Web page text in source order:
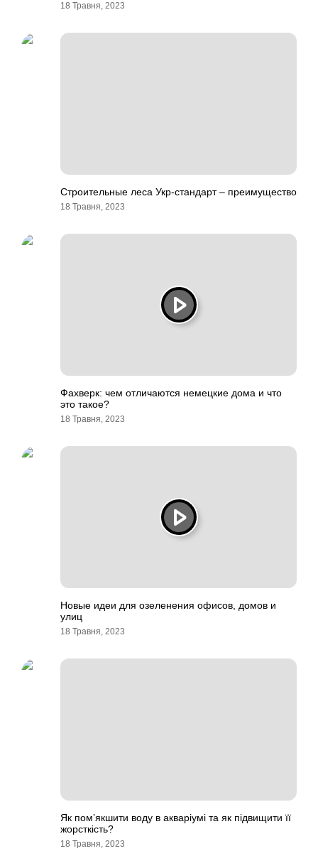
18 Травня, 2023
Строительные леса Укр-стандарт – преимущество
18 Травня, 2023
Фахверк: чем отличаются немецкие дома и что
это такое?
18 Травня, 2023
Новые идеи для озеленения офисов, домов и
улиц
18 Травня, 2023
Як пом’якшити воду в акваріумі та як підвищити її
жорсткість?
18 Травня, 2023